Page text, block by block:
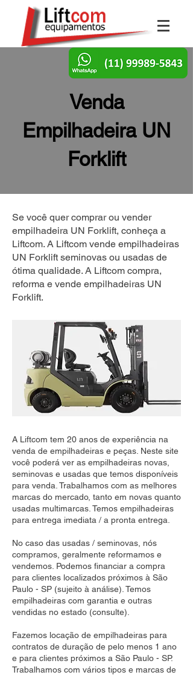
Venda
Empilhadeira UN
Forklift
Se você quer comprar ou vender
empilhadeira UN Forklift, conheça a
Liftcom. A Liftcom vende empilhadeiras
UN Forklift seminovas ou usadas de
ótima qualidade. A Liftcom compra,
reforma e vende empilhadeiras UN
Forklift.
A Liftcom tem 20 anos de experiência na
venda de empilhadeiras e peças. Neste site
você poderá ver as empilhadeiras novas,
seminovas e usadas que temos disponíveis
para venda. Trabalhamos com as melhores
marcas do mercado, tanto em novas quanto
usadas multimarcas. Temos empilhadeiras
para entrega imediata / a pronta entrega.
No caso das usadas / seminovas, nós
compramos, geralmente reformamos e
vendemos. Podemos financiar a compra
para clientes localizados próximos à São
Paulo - SP (sujeito à análise). Temos
empilhadeiras com garantia e outras
vendidas no estado (consulte).
Fazemos locação de empilhadeiras para
contratos de duração de pelo menos 1 ano
e para clientes próximos a São Paulo - SP.
Trabalhamos com vários tipos e marcas de